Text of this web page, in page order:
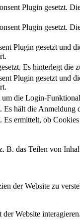
Plugin gesetzt.
Plugin gesetzt.
Plugin gesetzt und
Es hinterlegt die
Plugin gesetzt und
die Login-
hält die Anmeldung
ermittelt, ob
das Teilen von
der Website zu
Website